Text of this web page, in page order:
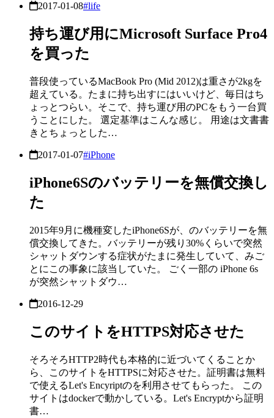
2017-01-08#life
持ち運び用にMicrosoft Surface Pro4
を買った
普段使っているMacBook Pro (Mid 2012)は重さが2kgを
超えている。たまに持ち出すにはいいけど、毎日はち
ょっとつらい。そこで、持ち運び用のPCをもう一台買
うことにした。 選定基準はこんな感じ。 用途は文書書
きとちょっとした…
2017-01-07#iPhone
iPhone6Sのバッテリーを無償交換し
た
2015年9月に機種変したiPhone6Sが、のバッテリーを無
償交換してきた。バッテリーが残り30%くらいで突然
シャットダウンする症状がたまに発生していて、みご
とにこの事象に該当していた。 ごく一部の iPhone 6s
が突然シャットダウ…
2016-12-29
このサイトをHTTPS対応させた
そろそろHTTP2時代も本格的に近づいてくることか
ら、このサイトをHTTPSに対応させた。証明書は無料
で使えるLet's Encyriptのを利用させてもらった。 この
サイトはdockerで動かしている。Let's Encryptから証明
書…